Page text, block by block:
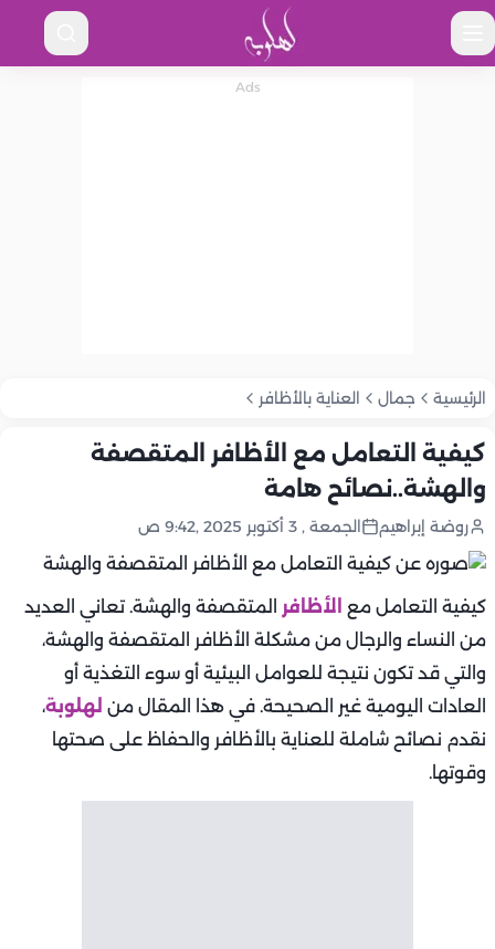
الرئيسية جمال العناية بالأظافر
كيفية التعامل مع الأظافر المتقصفة
والهشة..نصائح هامة
روضة إبراهيم الجمعة , 3 أكتوبر 2025 ,9:42 ص
كيفية التعامل مع الأظافر
المتقصفة والهشة. تعاني العديد
من النساء والرجال من مشكلة الأظافر المتقصفة والهشة،
والتي قد تكون نتيجة للعوامل البيئية أو سوء التغذية أو
العادات اليومية غير الصحيحة. في هذا المقال من لهلوبة،
نقدم نصائح شاملة للعناية بالأظافر والحفاظ على صحتها
وقوتها.